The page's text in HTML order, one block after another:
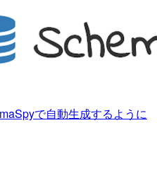
で自動生成するように